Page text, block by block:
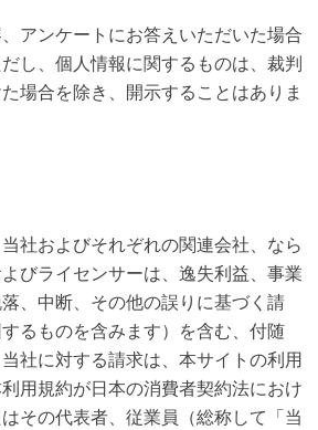
アンケートにお答えいただいた場合
し、個人情報に関するものは、裁判
場合を除き、開示することはありま
社およびそれぞれの関連会社、なら
びライセンサーは、逸失利益、事業
、中断、その他の誤りに基づく請
るものを含みます）を含む、付随
社に対する請求は、本サイトの利用
用規約が日本の消費者契約法におけ
その代表者、従業員（総称して「当